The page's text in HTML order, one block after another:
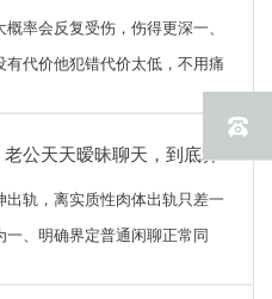
率会反复受伤，伤得更深一、
有代价他犯错代价太低，不用痛
损失、不用割舍外面的人，轻轻
公天天暧昧聊天，到底算
轨，离实质性肉体出轨只差一
、明确界定普通闲聊正常同